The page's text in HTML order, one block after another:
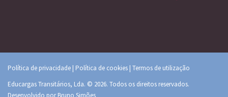
Política de privacidade | Política de cookies | Termos de utilização
Educargas Transitários, Lda. © 2026. Todos os direitos reservados.